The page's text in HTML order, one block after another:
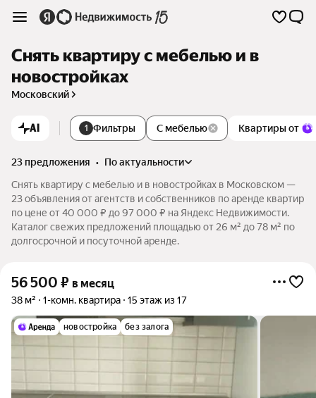
Снять квартиру с мебелью и в
новостройках
Московский
AI 1 Фильтры Квартиры от
С мебелью
23 предложения •
по актуальности
Снять квартиру с мебелью и в новостройках в Московском —
23 объявления от агентств и собственников по аренде квартир
по цене от 40 000 ₽ до 97 000 ₽ на Яндекс Недвижимости.
Каталог свежих предложений площадью от 26 м² до 78 м² по
долгосрочной и посуточной аренде.
56 500 ₽ в месяц
38 м² 1-комн. квартира 15 этаж из 17
новостройка без залога